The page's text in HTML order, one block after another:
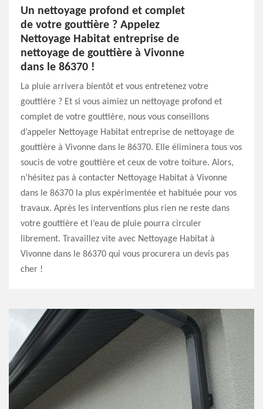
Un nettoyage profond et complet
de votre gouttière ? Appelez
Nettoyage Habitat entreprise de
nettoyage de gouttière à Vivonne
dans le 86370 !
La pluie arrivera bientôt et vous entretenez votre
gouttière ? Et si vous aimiez un nettoyage profond et
complet de votre gouttière, nous vous conseillons
d’appeler Nettoyage Habitat entreprise de nettoyage de
gouttière à Vivonne dans le 86370. Elle éliminera tous vos
soucis de votre gouttière et ceux de votre toiture. Alors,
n’hésitez pas à contacter Nettoyage Habitat à Vivonne
dans le 86370 la plus expérimentée et habituée pour vos
travaux. Après les interventions plus rien ne reste dans
votre gouttière et l’eau de pluie pourra circuler
librement. Travaillez vite avec Nettoyage Habitat à
Vivonne dans le 86370 qui vous procurera un devis pas
cher !